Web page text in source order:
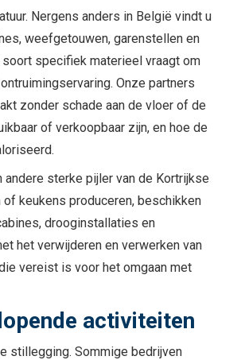
Nergens anders in België vindt u
weefgetouwen, garenstellen en
specifiek materieel vraagt om
Onze partners
zonder schade aan de vloer of de
of verkoopbaar zijn, en hoe de
sterke pijler van de Kortrijkse
keukens produceren, beschikken
drooginstallaties en
het verwijderen en verwerken van
vereist is voor het omgaan met
activiteiten
stillegging. Sommige bedrijven